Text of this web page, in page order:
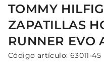
TOMMY
ZAPATILLAS
RUNNER EVO
Código artículo: 63011-45